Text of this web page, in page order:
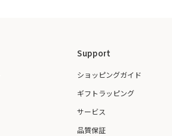
Support
ショッピングガイド
ギフトラッピング
サービス
品質保証